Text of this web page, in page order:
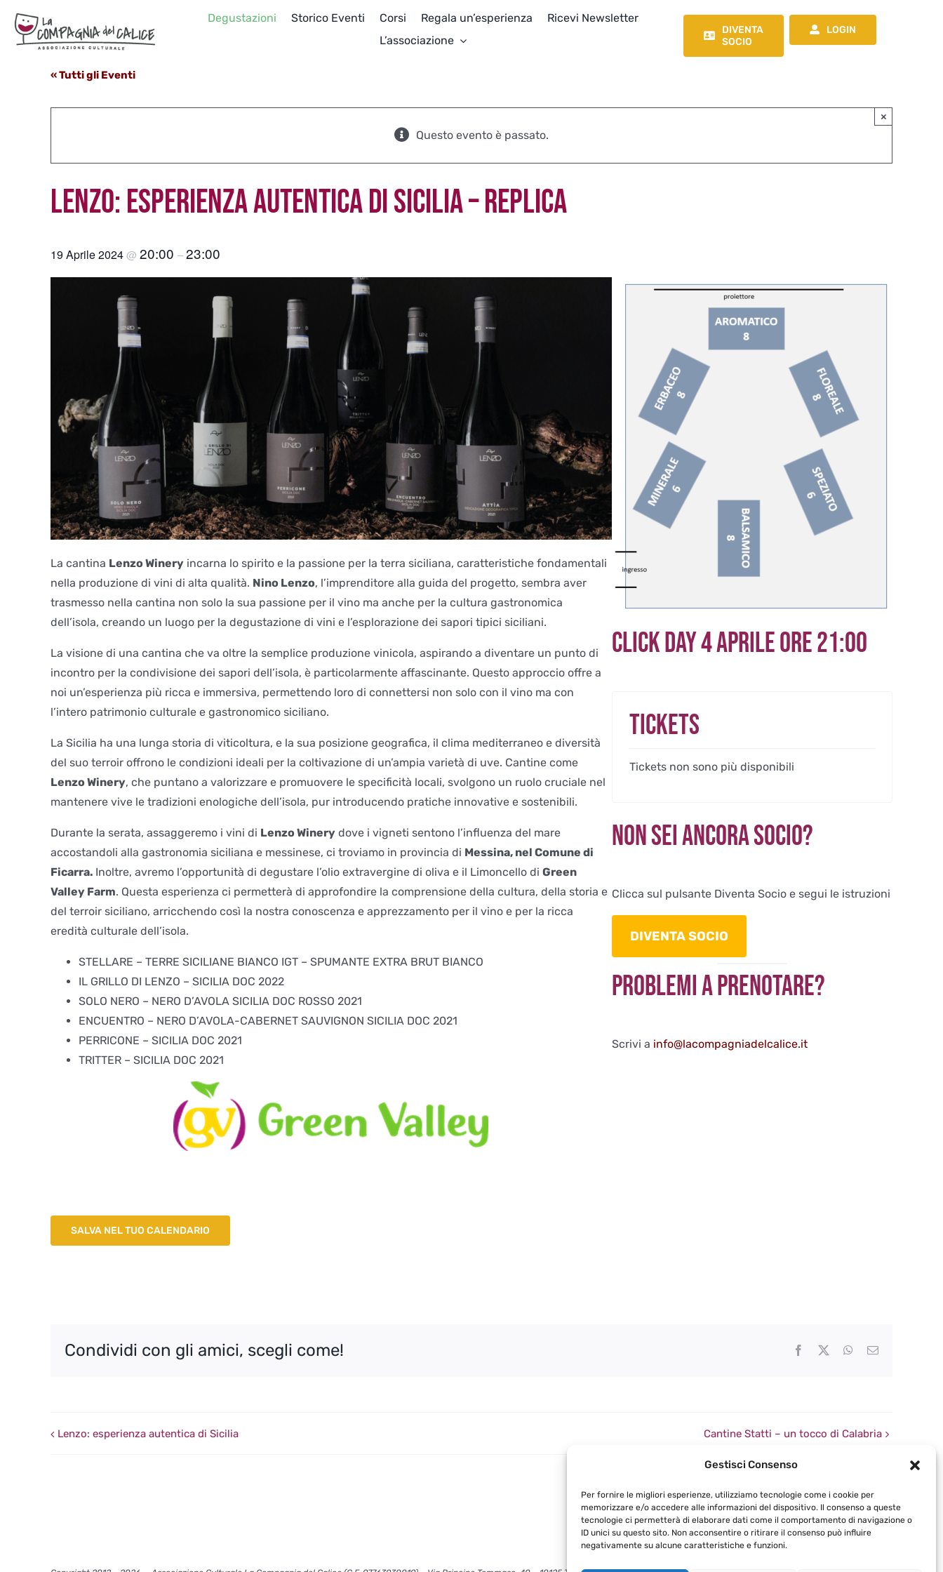
Gestisci Consenso
Per fornire le migliori esperienze, utilizziamo tecnologie come i cookie per
memorizzare e/o accedere alle informazioni del dispositivo. Il consenso a queste
tecnologie ci permetterà di elaborare dati come il comportamento di navigazione o
ID unici su questo sito. Non acconsentire o ritirare il consenso può influire
negativamente su alcune caratteristiche e funzioni.
contenuto
Degustazioni Storico Eventi Corsi Regala un’esperienza
Ricevi Newsletter
L’associazione
DIVENTA
SOCIO
LOGIN
« Tutti gli Eventi
Questo evento è passato.
×
LENZO: ESPERIENZA AUTENTICA DI SICILIA – REPLICA
19 Aprile 2024@ 20:00 –23:00
La cantina Lenzo Winery incarna lo spirito e la passione per la terra siciliana, caratteristiche fondamentali
nella produzione di vini di alta qualità. Nino Lenzo, l’imprenditore alla guida del progetto, sembra aver
trasmesso nella cantina non solo la sua passione per il vino ma anche per la cultura gastronomica
dell’isola, creando un luogo per la degustazione di vini e l’esplorazione dei sapori tipici siciliani.
La visione di una cantina che va oltre la semplice produzione vinicola, aspirando a diventare un punto di
incontro per la condivisione dei sapori dell’isola, è particolarmente affascinante. Questo approccio offre a
noi un’esperienza più ricca e immersiva, permettendo loro di connettersi non solo con il vino ma con
l’intero patrimonio culturale e gastronomico siciliano.
La Sicilia ha una lunga storia di viticoltura, e la sua posizione geografica, il clima mediterraneo e diversità
del suo terroir offrono le condizioni ideali per la coltivazione di un’ampia varietà di uve. Cantine come
Lenzo Winery, che puntano a valorizzare e promuovere le specificità locali, svolgono un ruolo cruciale nel
mantenere vive le tradizioni enologiche dell’isola, pur introducendo pratiche innovative e sostenibili.
Durante la serata, assaggeremo i vini di Lenzo Winery dove i vigneti sentono l’influenza del mare
accostandoli alla gastronomia siciliana e messinese, ci troviamo in provincia di Messina, nel Comune di
Ficarra. Inoltre, avremo l’opportunità di degustare l’olio extravergine di oliva e il Limoncello di Green
Valley Farm. Questa esperienza ci permetterà di approfondire la comprensione della cultura, della storia e
del terroir siciliano, arricchendo così la nostra conoscenza e apprezzamento per il vino e per la ricca
eredità culturale dell’isola.
STELLARE – TERRE SICILIANE BIANCO IGT – SPUMANTE EXTRA BRUT BIANCO
IL GRILLO DI LENZO – SICILIA DOC 2022
SOLO NERO – NERO D’AVOLA SICILIA DOC ROSSO 2021
ENCUENTRO – NERO D’AVOLA-CABERNET SAUVIGNON SICILIA DOC 2021
PERRICONE – SICILIA DOC 2021
TRITTER – SICILIA DOC 2021
CLICK DAY 4 Aprile ore 21:00
Tickets
Tickets non sono più disponibili
Non sei ancora Socio?
Clicca sul pulsante Diventa Socio e segui le istruzioni
DIVENTA SOCIO
Problemi a Prenotare?
Scrivi a info@lacompagniadelcalice.it
SALVA NEL TUO CALENDARIO
Condividi con gli amici, scegli come! Facebook WhatsApp
Email
Lenzo: esperienza autentica di Sicilia Cantine Statti – un tocco di Calabria